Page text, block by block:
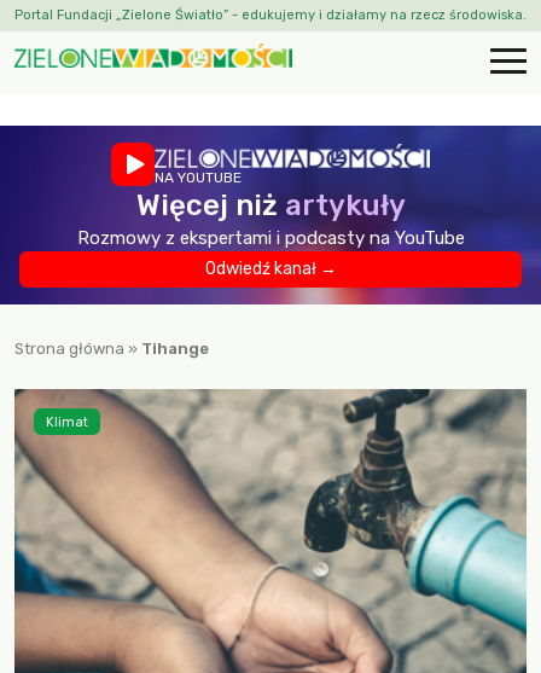
Portal Fundacji „Zielone Światło” - edukujemy i działamy na rzecz środowiska.
NA YOUTUBE
Więcej niż artykuły
Rozmowy z ekspertami i podcasty na YouTube
Odwiedź kanał →
Strona główna » Tihange
Klimat